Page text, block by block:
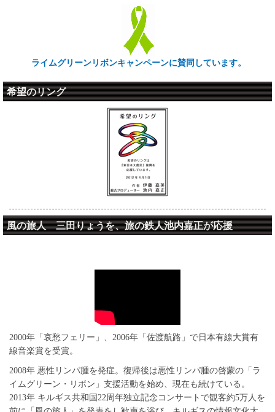
ライムグリーンリボンキャンペーンに賛同しています。
希望のリング
風の旅人 三田りょうを、旅の鉄人池内嘉正が応援
2000年「哀愁フェリー」、2006年「佐渡航路」で日本有線大賞有
線音楽賞を受賞。
2008年 悪性リンパ腫を発症。復帰後は悪性リンパ腫の啓蒙の「ラ
イムグリーン・リボン」支援活動を始め、現在も続けている。
2013年 キルギス共和国22周年独立記念コンサートで観客約5万人を